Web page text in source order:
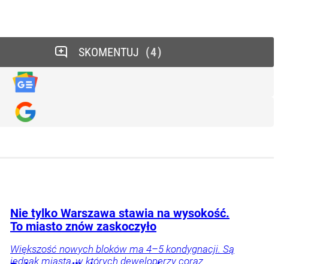
SKOMENTUJ 4
Nie tylko Warszawa stawia na wysokość.
To miasto znów zaskoczyło
Większość nowych bloków ma 4–5 kondygnacji. Są
jednak miasta, w których deweloperzy coraz